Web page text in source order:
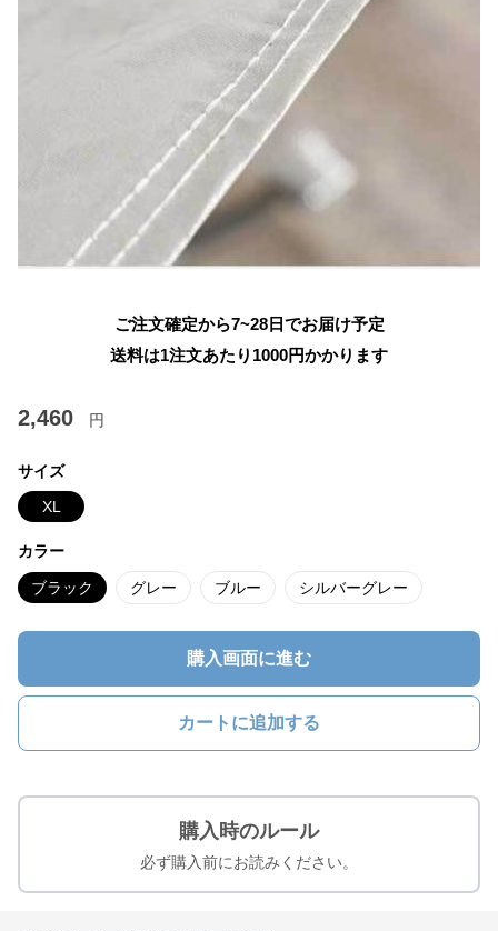
ご注文確定から7~28日でお届け予定
送料は1注文あたり 1000円かかります
2,460 円
サイズ
XL
カラー
ブラック グレー ブルー シルバーグレー
購入画面に進む
カートに追加する
購入時のルール
必ず購入前にお読みください。